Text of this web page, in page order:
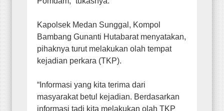
Kapolsek Medan Sunggal, Kompol
Bambang Gunanti Hutabarat menyatakan,
pihaknya turut melakukan olah tempat
kejadian perkara (TKP).
“Informasi yang kita terima dari
masyarakat betul kejadian. Berdasarkan
informasi tadi kita melakukan olah TKP